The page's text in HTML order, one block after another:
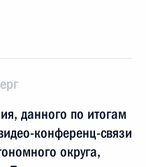
данного по итогам
конференц-связи
округа,